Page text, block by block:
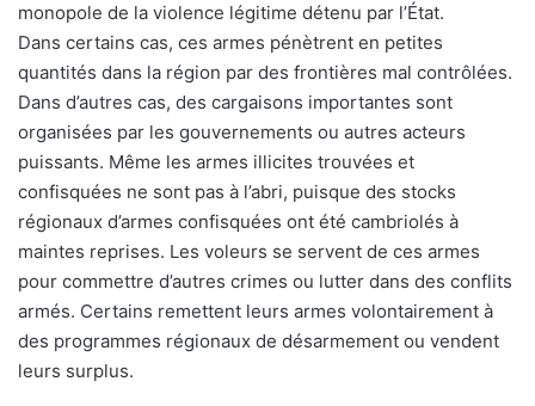
monopole de la violence légitime détenu par l’État.
Dans certains cas, ces armes pénètrent en petites
quantités dans la région par des frontières mal contrôlées.
Dans d’autres cas, des cargaisons importantes sont
organisées par les gouvernements ou autres acteurs
puissants. Même les armes illicites trouvées et
confisquées ne sont pas à l’abri, puisque des stocks
régionaux d’armes confisquées ont été cambriolés à
maintes reprises. Les voleurs se servent de ces armes
pour commettre d’autres crimes ou lutter dans des conflits
armés. Certains remettent leurs armes volontairement à
des programmes régionaux de désarmement ou vendent
leurs surplus.